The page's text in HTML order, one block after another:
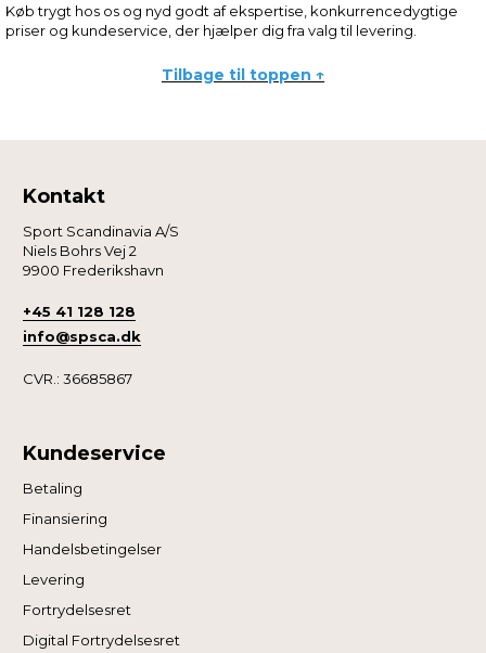
Køb trygt hos os og nyd godt af ekspertise, konkurrencedygtige
priser og kundeservice, der hjælper dig fra valg til levering.
Tilbage til toppen ↑
Kontakt
Sport Scandinavia A/S
Niels Bohrs Vej 2
9900 Frederikshavn
+45 41 128 128
info@spsca.dk
CVR.: 36685867
Kundeservice
Betaling
Finansiering
Handelsbetingelser
Levering
Fortrydelsesret
Digital Fortrydelsesret